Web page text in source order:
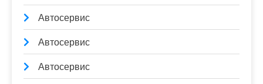
Автосервис
Автосервис
Автосервис